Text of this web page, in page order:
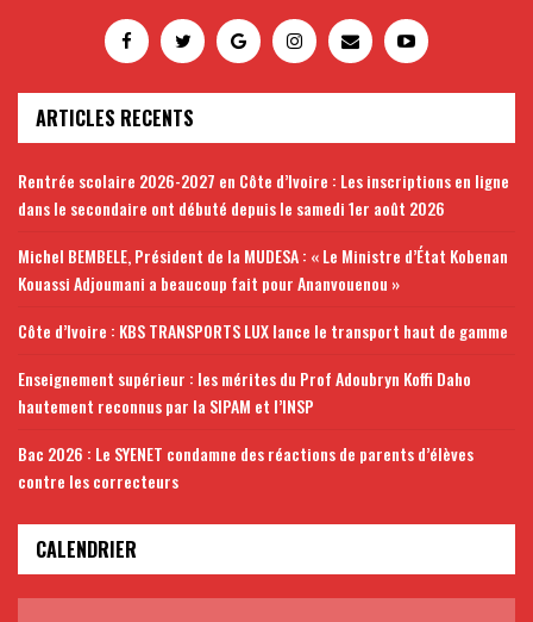
ARTICLES RECENTS
Rentrée scolaire 2026-2027 en Côte d’Ivoire : Les inscriptions en ligne
dans le secondaire ont débuté depuis le samedi 1er août 2026
Michel BEMBELE, Président de la MUDESA : « Le Ministre d’État Kobenan
Kouassi Adjoumani a beaucoup fait pour Ananvouenou »
Côte d’Ivoire : KBS TRANSPORTS LUX lance le transport haut de gamme
Enseignement supérieur : les mérites du Prof Adoubryn Koffi Daho
hautement reconnus par la SIPAM et l’INSP
Bac 2026 : Le SYENET condamne des réactions de parents d’élèves
contre les correcteurs
CALENDRIER